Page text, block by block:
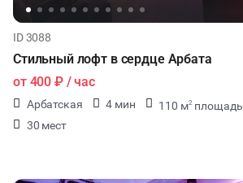
ID 3088
Стильный лофт в сердце Арбата
от 400 ₽/ час
Арбатская 4 мин 110 м2 площадь
30 мест